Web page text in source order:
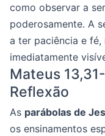
como observar a
poderosamente. A
a ter paciência e
imediatamente
Mateus
Reflexão
As parábolas de
os ensinamentos